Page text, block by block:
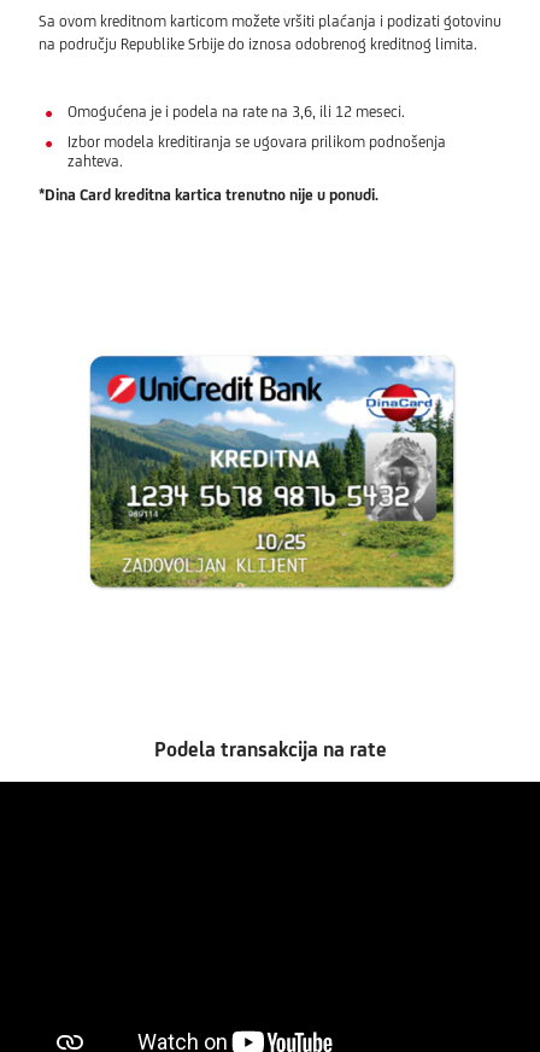
Sa ovom kreditnom karticom možete vršiti plaćanja i podizati gotovinu
na području Republike Srbije do iznosa odobrenog kreditnog limita.
Omogućena je i podela na rate na 3,6, ili 12 meseci.
Izbor modela kreditiranja se ugovara prilikom podnošenja
zahteva.
*Dina Card kreditna kartica trenutno nije u ponudi.
Podela transakcija na rate